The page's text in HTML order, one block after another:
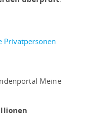
Meine